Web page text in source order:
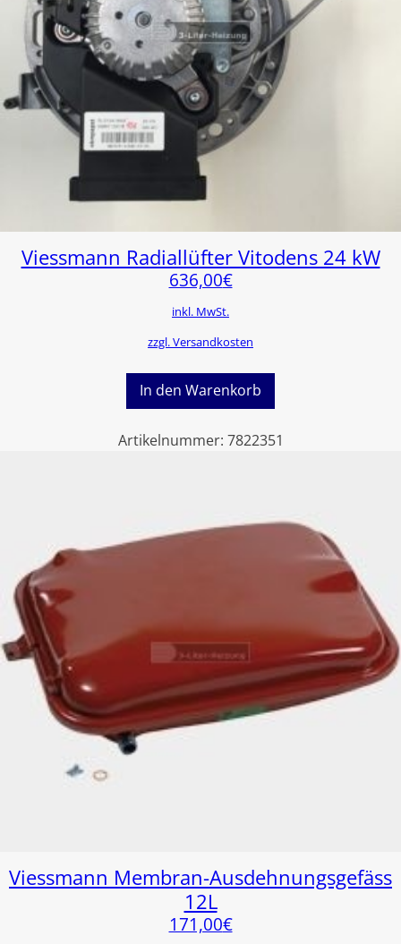
Viessmann Radiallüfter Vitodens 24 kW
636,00€
inkl. MwSt.
zzgl. Versandkosten
In den Warenkorb
Artikelnummer: 7822351
Viessmann Membran-Ausdehnungsgefäss
12L
171,00€